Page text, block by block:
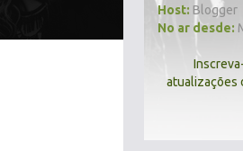
Host: Blogger
No ar desde:
atualizações